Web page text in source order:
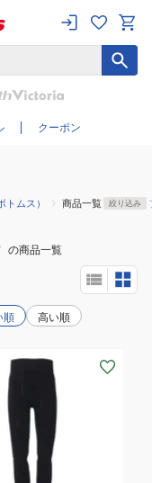
クーポン
ムス） 商品一覧 絞り込み
の商品一覧
順 高い順